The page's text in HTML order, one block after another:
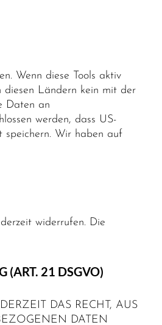
Wenn diese Tools aktiv
diesen Ländern kein mit der
Daten an
werden, dass US-
speichern. Wir haben auf
widerrufen. Die
(ART. 21 DSGVO)
DAS RECHT, AUS
DATEN